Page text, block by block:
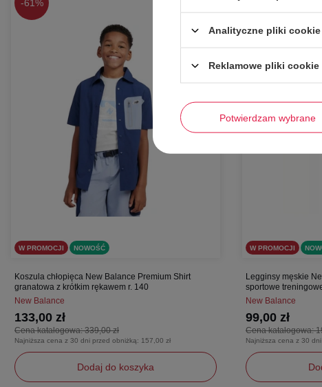
-61%
W PROMOCJI NOWOŚĆ
Koszula chłopięca New Balance Premium Shirt
granatowa z krótkim rękawem r. 140
New Balance
Cena katalogowa:339,00 zł
133,00 zł
Najniższa cena z 30 dni przed obniżką: 157,00 zł
Dodaj do koszyka
W PROMOCJI
Legginsy męskie
sportowe
New Balance
Cena katalogowa:
99,00 zł
Najniższa cena z 30
Analityczne pliki cookie
Reklamowe pliki cookie
Potwierdzam wybrane